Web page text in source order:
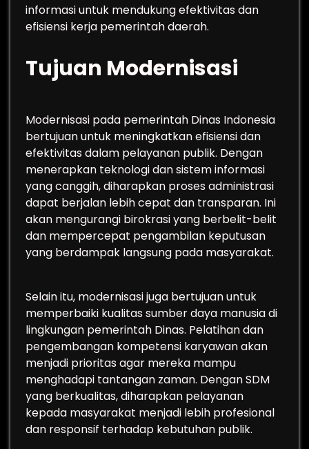
informasi untuk mendukung efektivitas dan
efisiensi kerja pemerintah daerah.
Tujuan Modernisasi
Modernisasi pada pemerintah Dinas Indonesia
bertujuan untuk meningkatkan efisiensi dan
efektivitas dalam pelayanan publik. Dengan
menerapkan teknologi dan sistem informasi
yang canggih, diharapkan proses administrasi
dapat berjalan lebih cepat dan transparan. Ini
akan mengurangi birokrasi yang berbelit-belit
dan mempercepat pengambilan keputusan
yang berdampak langsung pada masyarakat.
Selain itu, modernisasi juga bertujuan untuk
memperbaiki kualitas sumber daya manusia di
lingkungan pemerintah Dinas. Pelatihan dan
pengembangan kompetensi karyawan akan
menjadi prioritas agar mereka mampu
menghadapi tantangan zaman. Dengan SDM
yang berkualitas, diharapkan pelayanan
kepada masyarakat menjadi lebih profesional
dan responsif terhadap kebutuhan publik.